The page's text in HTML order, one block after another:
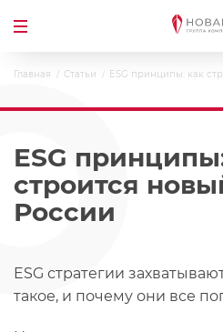
Главная Статьи ESG принципы: как
ESG
строится
России
ESG стратегии
такое, и почему они все